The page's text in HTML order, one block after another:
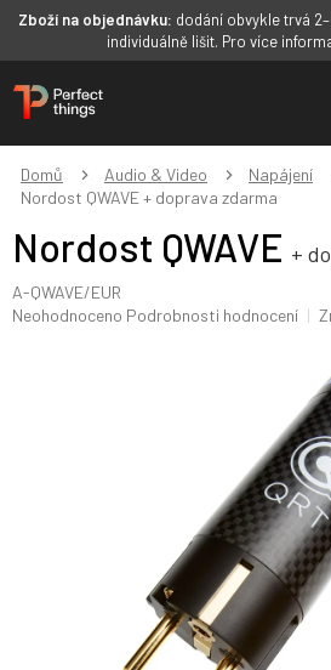
Zboží na objednávku: dodání obvykle trvá
individuálně lišit. Pro více
na
obsah
Domů Audio & Video
Napájení
Nordost QWAVE+ doprava zdarma
Nordost QWAVE +
A-QWAVE/EUR
Průměrné
Neohodnoceno Podrobnosti hodnocení